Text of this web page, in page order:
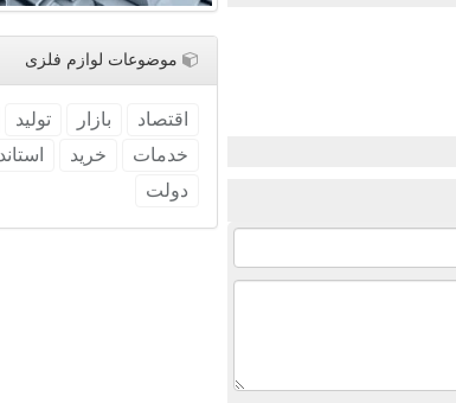
موضوعات لوازم فلزی
اقتصاد بازار تولید
خدمات
خرید
دولت